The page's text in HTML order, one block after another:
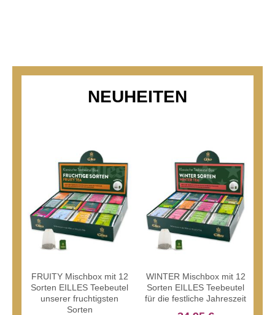
NEUHEITEN
FRUITY Mischbox mit 12
Sorten EILLES Teebeutel
unserer fruchtigsten
Sorten
WINTER Mischbox mit 12
Sorten EILLES Teebeutel
für die festliche Jahreszeit